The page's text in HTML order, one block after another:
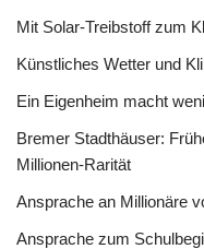
Mit Solar-Treibstoff zum
Künstliches Wetter und
Ein Eigenheim macht
Bremer Stadthäuser:
Millionen-Rarität
Ansprache an Millionäre
Ansprache zum